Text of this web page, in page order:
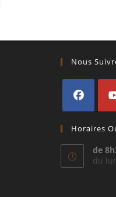
Nous
dans
un
nouvel
un
Horaires
de
du